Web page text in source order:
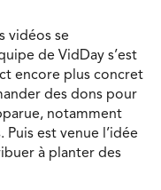
vidéos se
de VidDay s’est
encore plus concret
des dons pour
notamment
est venue l’idée
à planter des